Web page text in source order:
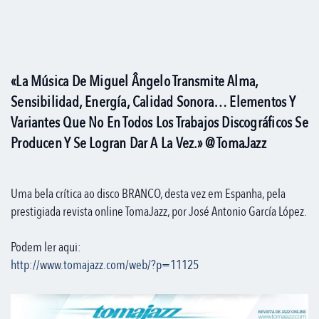
«La Música De Miguel Ângelo Transmite Alma,
Sensibilidad, Energía, Calidad Sonora… Elementos Y
Variantes Que No En Todos Los Trabajos Discográficos Se
Producen Y Se Logran Dar A La Vez.» @ TomaJazz
Uma bela crítica ao disco BRANCO, desta vez em Espanha, pela
prestigiada revista online TomaJazz, por José Antonio García López.
Podem ler aqui:
http://www.tomajazz.com/web/?p=11125